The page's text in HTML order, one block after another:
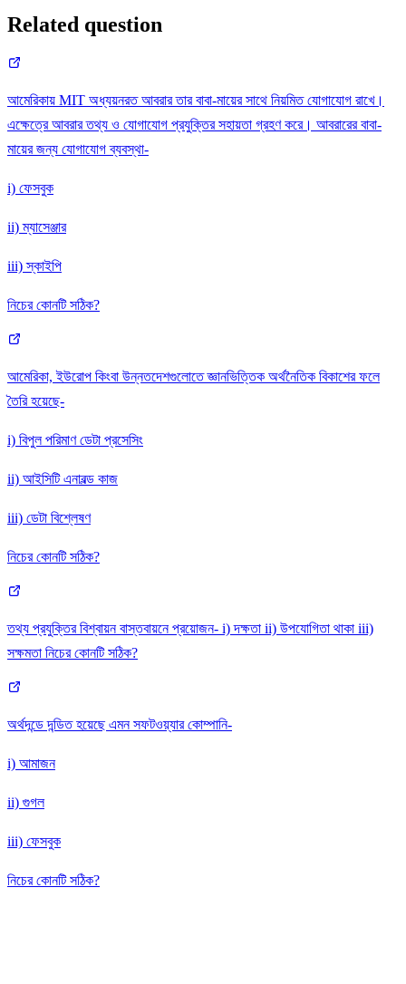
Related question
আমেরিকায় MIT অধ্যয়নরত আবরার তার বাবা-মায়ের সাথে নিয়মিত যোগাযোগ রাখে।
এক্ষেত্রে আবরার তথ্য ও যোগাযোগ প্রযুক্তির সহায়তা গ্রহণ করে। আবরারের বাবা-
মায়ের জন্য যোগাযোগ ব্যবস্থা-
i) ফেসবুক
ii) ম্যাসেঞ্জার
iii) স্কাইপি
নিচের কোনটি সঠিক?
আমেরিকা, ইউরোপ কিংবা উন্নতদেশগুলোতে জ্ঞানভিত্তিক অর্থনৈতিক বিকাশের ফলে
তৈরি হয়েছে-
i) বিপুল পরিমাণ ডেটা প্রসেসিং
ii) আইসিটি এনাবল্ড কাজ
iii) ডেটা বিশ্লেষণ
নিচের কোনটি সঠিক?
তথ্য প্রযুক্তির বিশ্বায়ন বাস্তবায়নে প্রয়োজন- i) দক্ষতা ii) উপযোগিতা থাকা iii)
সক্ষমতা নিচের কোনটি সঠিক?
অর্থদন্ডে দন্ডিত হয়েছে এমন সফটওয়্যার কোম্পানি-
i) আমাজন
ii) গুগল
iii) ফেসবুক
নিচের কোনটি সঠিক?